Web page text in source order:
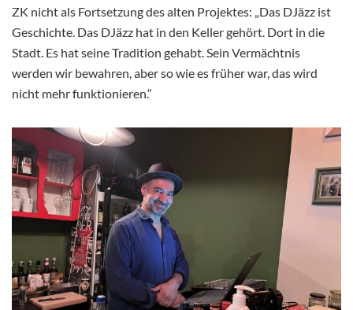
ZK nicht als Fortsetzung des alten Projektes: „Das DJäzz ist
Geschichte. Das DJäzz hat in den Keller gehört. Dort in die
Stadt. Es hat seine Tradition gehabt. Sein Vermächtnis
werden wir bewahren, aber so wie es früher war, das wird
nicht mehr funktionieren.“